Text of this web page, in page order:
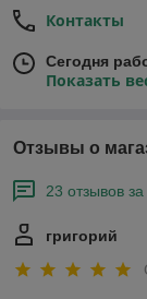
Контакты
Сегодня
Показать
Отзывы о
23 отзывов
григорий